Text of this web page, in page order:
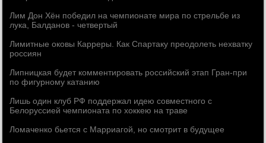
Лим Дон Хён победил на чемпионате мира по стрельбе из
лука, Балданов - четвертый
Лимитные оковы Карреры. Как Спартаку преодолеть нехватку
россиян
Липницкая будет комментировать российский этап Гран-при
по фигурному катанию
Лишь один клуб РФ поддержал идею совместного с
Белоруссией чемпионата по хоккею на траве
Ломаченко бьется с Марриагой, но смотрит в будущее